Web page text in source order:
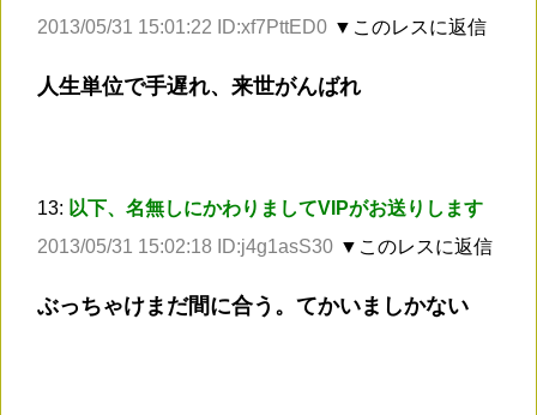
2013/05/31 15:01:22 ID:xf7PttED0 ▼このレスに返信
人生単位で手遅れ、来世がんばれ
13: 以下、名無しにかわりましてVIPがお送りします
2013/05/31 15:02:18 ID:j4g1asS30 ▼このレスに返信
ぶっちゃけまだ間に合う。てかいましかない